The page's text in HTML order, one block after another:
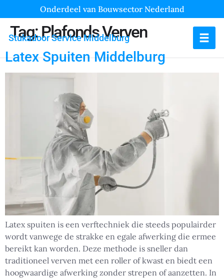
Onderdeel van Bouwsector Nederland
Stukadoor Service Middelburg
Tag:Plafonds Verven
Latex Spuiten Middelburg
Latex spuiten is een verftechniek die steeds populairder
wordt vanwege de strakke en egale afwerking die ermee
bereikt kan worden. Deze methode is sneller dan
traditioneel verven met een roller of kwast en biedt een
hoogwaardige afwerking zonder strepen of aanzetten. In